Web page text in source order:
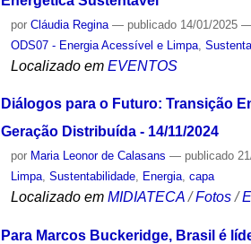
porCláudia Regina — publicado 14/01/2025
ODS07 - Energia Acessível e Limpa ,
Localizado em EVENTOS
Diálogos para o Futuro: Transição
Geração Distribuída - 14/11/2024
por Maria Leonor de Calasans — publicado
Limpa,Sustentabilidade, Energia,capa
Localizado em MIDIATECA /Fotos /
Para Marcos Buckeridge, Brasil é